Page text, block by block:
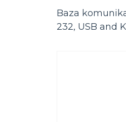
Baza
232, USB and